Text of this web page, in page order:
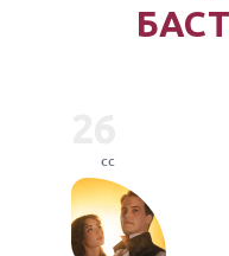
сс